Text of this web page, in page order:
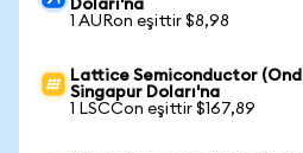
Doları'na
1 AURon eşittir $8,98
Lattice Semiconductor
Singapur Doları'na
1 LSCCon eşittir $167,89